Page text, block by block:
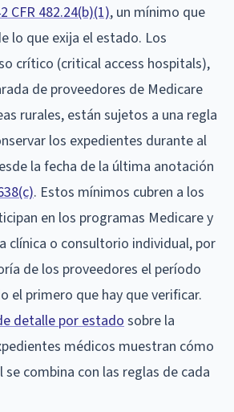
CFR 482.24(b)(1), un mínimo que
lo que exija el estado. Los
crítico (critical access hospitals),
de proveedores de Medicare
rurales, están sujetos a una regla
los expedientes durante al
la fecha de la última anotación
. Estos mínimos cubren a los
en los programas Medicare y
clínica o consultorio individual, por
de los proveedores el período
el primero que hay que verificar.
detalle por estado sobre la
médicos muestran cómo
combina con las reglas de cada